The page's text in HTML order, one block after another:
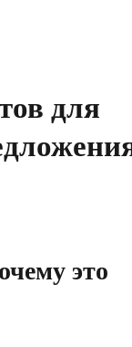
для
это